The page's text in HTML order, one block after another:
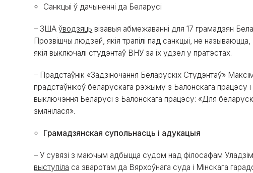
Санкцыі ў дачыненні да Беларусі
– ЗШАўводзяць візавыя абмежаванні для 17 грамадзян
Прозвішчы людзей, якія трапілі пад санкцыі, не называюцца,
якія выключалі студэнтаў ВНУ за іх удзел у пратэстах.
– Прадстаўнік «Задзіночання Беларускіх Студэнтаў»
прадстаўнікоў беларускага рэжыму з Балонскага працэсу
выключэння Беларусі з Балонскага працэсу: «Для
змянілася».
Грамадзянская супольнасць і адукацыя
– У сувязі з маючым адбыцца судом над філосафам
выступіла са зваротам да Вярхоўнага суда і Мінскага